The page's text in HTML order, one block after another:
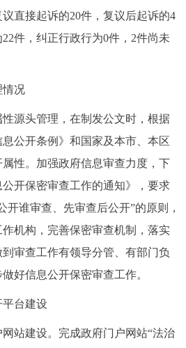
العربية PORTUGUÊS
回到顶部
直接起诉的20件，复议后起诉的4
件，纠正行政行为0件，2件尚未
况
头管理，在制发公文时，根据
息公开条例》和国家及本市、本区
性。加强政府信息审查力度，下
开保密审查工作的通知》，要求
开谁审查、先审查后公开”的原则，
机构，完善保密审查机制，落实
审查工作有领导分管、有部门负
好信息公开保密审查工作。
台建设
建设。完成政府门户网站“法治